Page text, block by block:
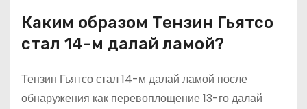
Каким образом Тензин Гьятсо
стал 14-м далай ламой?
Тензин Гьятсо стал 14-м далай ламой после
обнаружения как перевоплощение 13-го далай